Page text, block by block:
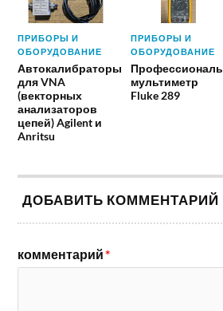
ПРИБОРЫ И
ОБОРУДОВАНИЕ
Автокалибраторы
для VNA
(векторных
анализаторов
цепей) Agilent и
Anritsu
ПРИБОРЫ И
ОБОРУДОВАНИЕ
мультиметр
Fluke 289
ДОБАВИТЬ КОММЕНТАРИЙ
комментарий*